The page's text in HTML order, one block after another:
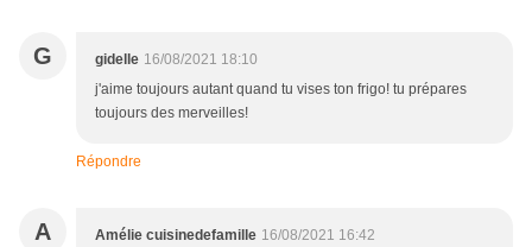
G gidelle 16/08/2021 18:10
j'aime toujours autant quand tu vises ton frigo! tu prépares
toujours des merveilles!
Répondre
A Amélie cuisinedefamille 16/08/2021 16:42